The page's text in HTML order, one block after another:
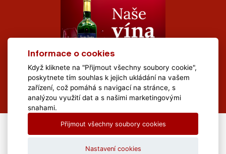
All Rights Reserved Muzeum Brněnska © 2020, Webdesign by
Informace o cookies
Když kliknete na "Přijmout všechny soubory cookie",
poskytnete tím souhlas k jejich ukládání na vašem
zařízení, což pomáhá s navigací na stránce, s
analýzou využití dat a s našimi marketingovými
snahami.
Přijmout všechny soubory cookies
Nastavení cookies